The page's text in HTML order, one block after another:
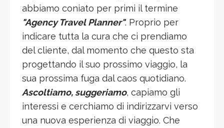
abbiamo coniato per primi il termine
"Agency Travel Planner". Proprio per
indicare tutta la cura che ci prendiamo
del cliente, dal momento che questo sta
progettando il suo prossimo viaggio, la
sua prossima fuga dal caos quotidiano.
Ascoltiamo, suggeriamo, capiamo gli
interessi e cerchiamo di indirizzarvi verso
una nuova esperienza di viaggio. Che